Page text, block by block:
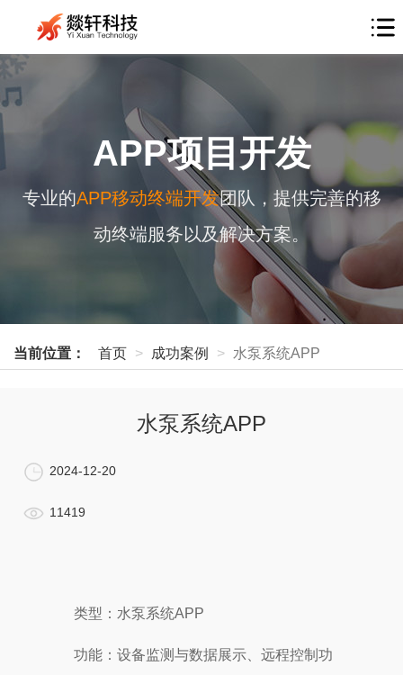
APP项目开发
专业的APP移动终端开发团队，提供完善的移
动终端服务以及解决方案。
当前位置： 首页 成功案例 水泵系统APP
水泵系统APP
2024-12-20
11419
类型：水泵系统APP
功能：设备监测与数据展示、远程控制功